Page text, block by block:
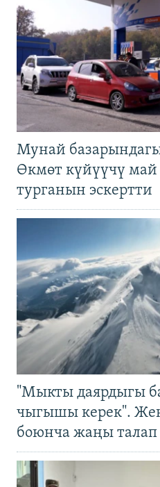
Мунай
Өкмөт күйүүчү
турганын эскертти
"Мыкты даярдыгы
чыгышы керек".
боюнча жаңы